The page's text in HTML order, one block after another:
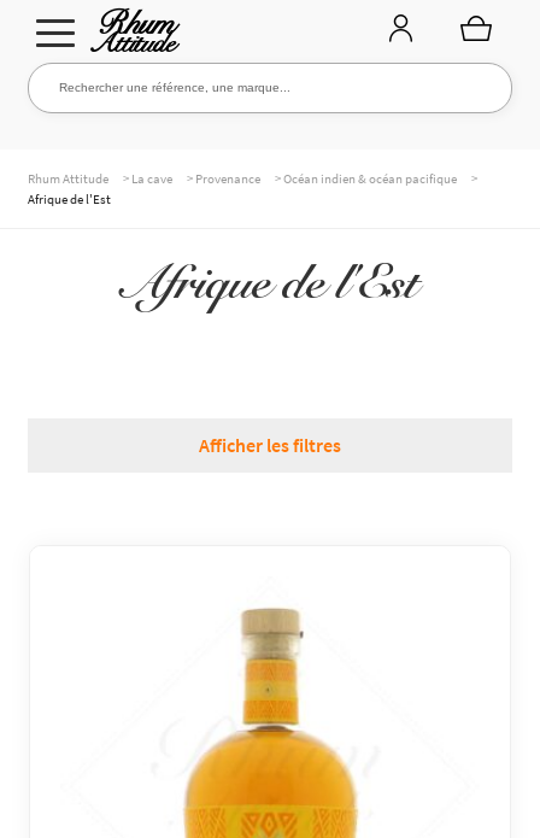
Aller
à
Aller
au
Rechercher une référence, une marque...
Rechercher
Rhum Attitude > La cave > Provenance >Océan indien & océan pacifique
>
Afrique de l'Est
Afrique de l'Est
Afficher les filtres